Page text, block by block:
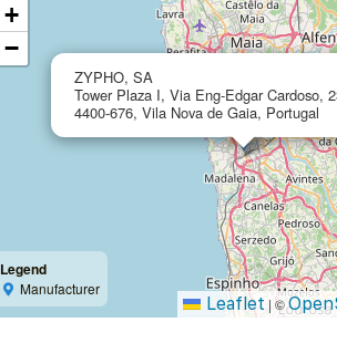
ZYPHO, SA
Tower Plaza I, Via Eng-Edgar Cardoso,
4400-676, Vila Nova de Gaia, Portugal
+
−
Legend
Manufacturer
Leaflet | ©